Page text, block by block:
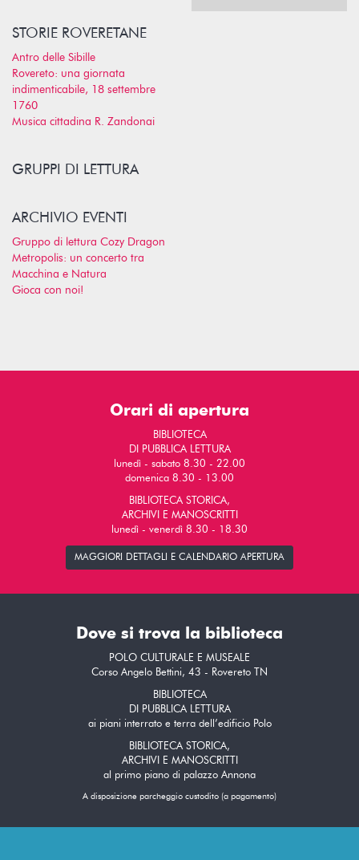
STORIE ROVERETANE
Antro delle Sibille
Rovereto: una giornata
indimenticabile, 18 settembre
1760
Musica cittadina R. Zandonai
GRUPPI DI LETTURA
ARCHIVIO EVENTI
Gruppo di lettura Cozy Dragon
Metropolis: un concerto tra
Macchina e Natura
Gioca con noi!
Orari di apertura
BIBLIOTECA
DI PUBBLICA LETTURA
lunedì - sabato 8.30 - 22.00
domenica 8.30 - 13.00
BIBLIOTECA STORICA,
ARCHIVI E MANOSCRITTI
lunedì - venerdì 8.30 - 18.30
MAGGIORI DETTAGLI E CALENDARIO APERTURA
Dove si trova la biblioteca
POLO CULTURALE E MUSEALE
Corso Angelo Bettini, 43 - Rovereto TN
BIBLIOTECA
DI PUBBLICA LETTURA
ai piani interrato e terra dell’edificio Polo
BIBLIOTECA STORICA,
ARCHIVI E MANOSCRITTI
al primo piano di palazzo Annona
A disposizione parcheggio custodito (a pagamento)